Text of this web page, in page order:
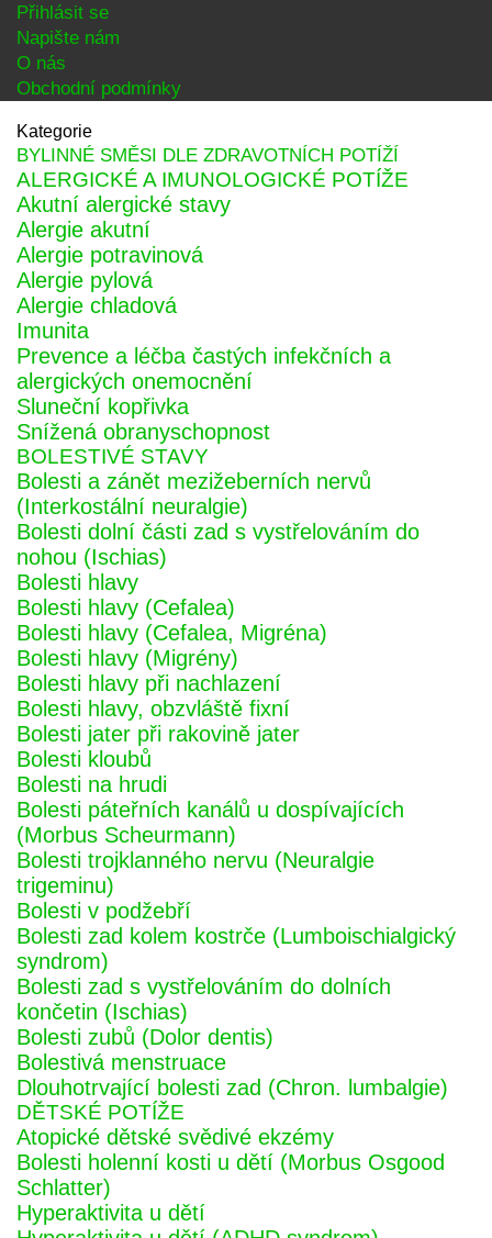
Přihlásit se
Napište nám
O nás
Obchodní podmínky
Kategorie
BYLINNÉ SMĚSI DLE ZDRAVOTNÍCH POTÍŽÍ
ALERGICKÉ A IMUNOLOGICKÉ POTÍŽE
Akutní alergické stavy
Alergie akutní
Alergie potravinová
Alergie pylová
Alergie chladová
Imunita
Prevence a léčba častých infekčních a
alergických onemocnění
Sluneční kopřivka
Snížená obranyschopnost
BOLESTIVÉ STAVY
Bolesti a zánět mezižeberních nervů
(Interkostální neuralgie)
Bolesti dolní části zad s vystřelováním do
nohou (Ischias)
Bolesti hlavy
Bolesti hlavy (Cefalea)
Bolesti hlavy (Cefalea, Migréna)
Bolesti hlavy (Migrény)
Bolesti hlavy při nachlazení
Bolesti hlavy, obzvláště fixní
Bolesti jater při rakovině jater
Bolesti kloubů
Bolesti na hrudi
Bolesti páteřních kanálů u dospívajících
(Morbus Scheurmann)
Bolesti trojklanného nervu (Neuralgie
trigeminu)
Bolesti v podžebří
Bolesti zad kolem kostrče (Lumboischialgický
syndrom)
Bolesti zad s vystřelováním do dolních
končetin (Ischias)
Bolesti zubů (Dolor dentis)
Bolestivá menstruace
Dlouhotrvající bolesti zad (Chron. lumbalgie)
DĚTSKÉ POTÍŽE
Atopické dětské svědivé ekzémy
Bolesti holenní kosti u dětí (Morbus Osgood
Schlatter)
Hyperaktivita u dětí